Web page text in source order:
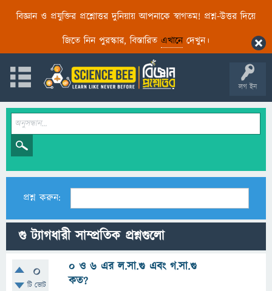
বিজ্ঞান ও প্রযুক্তির প্রশ্নোত্তর দুনিয়ায় আপনাকে স্বাগতম! প্রশ্ন-উত্তর দিয়ে
জিতে নিন পুরস্কার, বিস্তারিত এখানেদেখুন।
লগ ইন
প্রশ্ন করুন:
গু ট্যাগধারী সাম্প্রতিক প্রশ্নগুলো
0
টি ভোট
০ ও ৬ এর ল.সা.গু এবং গ.সা.গু
কত?